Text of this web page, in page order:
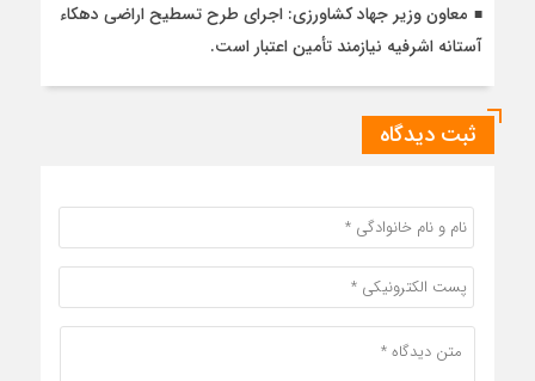
معاون وزیر جهاد کشاورزی: اجرای طرح تسطیح اراضی دهکاء
آستانه اشرفیه نیازمند تأمین اعتبار است.
ثبت دیدگاه